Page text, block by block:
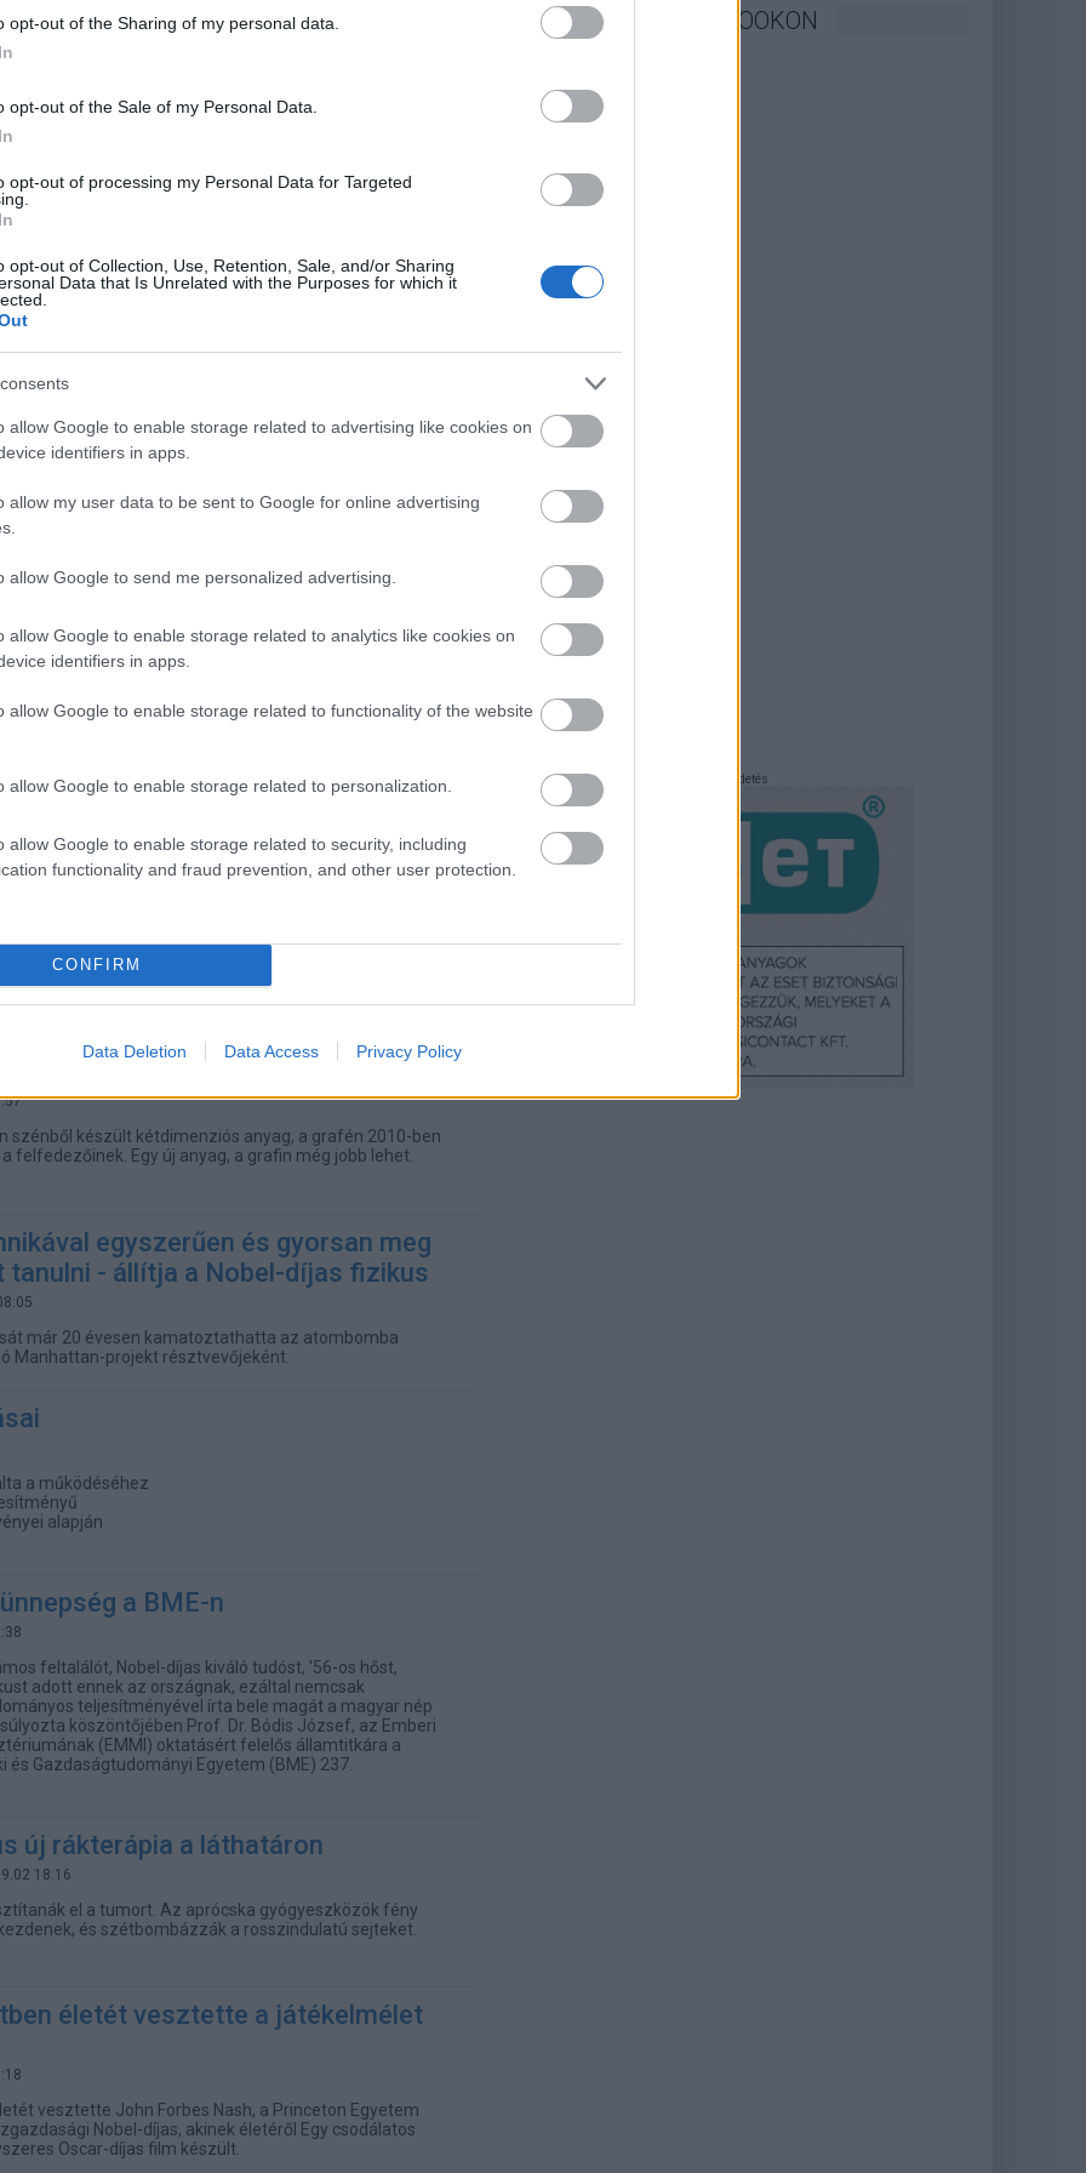
opt-out of the Sharing of my personal data.
opt-out of the Sale of my Personal Data.
opt-out of processing my Personal Data for Targeted
opt-out of Collection, Use, Retention, Sale, and/or Sharing
Data that Is Unrelated with the Purposes for which it
allow Google to enable storage related to advertising like cookies on
identifiers in apps.
allow my user data to be sent to Google for online advertising
allow Google to send me personalized advertising.
allow Google to enable storage related to analytics like cookies on
identifiers in apps.
allow Google to enable storage related to functionality of the website
allow Google to enable storage related to personalization.
allow Google to enable storage related to security, including
functionality and fraud prevention, and other user protection.
CONFIRM
Data Deletion Data Access Privacy Policy
fejtették meg egy
09:45
díjjal elismert krio-elektronmikroszkópia módszere
az immunológiát, a genetikát, szinte minden
forintból épít újfajta
2022 fizikai Nobel-díjasa
17:57
vagy szupravezető kvantumszámítógépekétől.
5 dolog, amit a díjakról tudni
írók, közgazdászok, emberi jogi vezetőkhöz
bábut és energiahatékony
Nobel-díjas felfedezőjének ítélték
professzori címet 2022-ben
Sir Konsztantyin Novoszelov brit-orosz
munkáját ismerte el a Budapesti Műszaki és
Egyetem szenátusa és a Neumann Társaság a
címmel.
a grafin helyettesítheti
szénből készült kétdimenziós anyag, a grafén 2010-ben
felfedezőinek. Egy új anyag, a grafin még jobb lehet.
egyszerűen és gyorsan meg
tanulni - állítja a Nobel-díjas fizikus
már 20 évesen kamatoztathatta az atombomba
Manhattan-projekt résztvevőjeként.
a működéséhez
alapján
a BME-n
feltalálót, Nobel-díjas kiváló tudóst, '56-os hőst,
adott ennek az országnak, ezáltal nemcsak
teljesítményével írta bele magát a magyar nép
köszöntőjében Prof. Dr. Bódis József, az Emberi
(EMMI) oktatásért felelős államtitkára a
és Gazdaságtudományi Egyetem (BME) 237.
új rákterápia a láthatáron
18:16
el a tumort. Az aprócska gyógyeszközök fény
és szétbombázzák a rosszindulatú sejteket.
életét vesztette a játékelmélet
vesztette John Forbes Nash, a Princeton Egyetem
Nobel-díjas, akinek életéről Egy csodálatos
Oscar-díjas film készült.
KÖVESSEN FACEBOOKON
Hirdetés